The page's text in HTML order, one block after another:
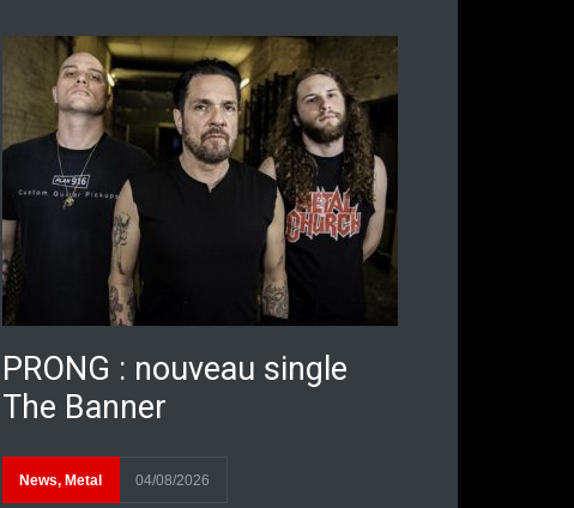
PRONG : nouveau single
The Banner
News, Metal 04/08/2026